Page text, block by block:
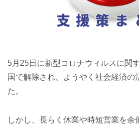
5月25日に新型コロナウィルスに関
国で解除され、ようやく社会経済の
た。
しかし、長らく休業や時短営業を余